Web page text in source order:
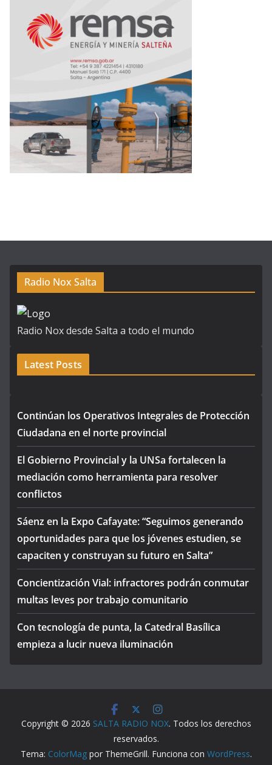
Radio Nox Salta
Radio Nox desde Salta a todo el mundo
Latest Posts
Continúan los Operativos Integrales de Protección
Ciudadana en el norte provincial
El Gobierno Provincial y la UNSa fortalecen la
mediación como herramienta para resolver
conflictos
Sáenz en la Expo Cafayate: “Seguimos generando
oportunidades para que los jóvenes estudien, se
capaciten y construyan su futuro en Salta”
Concientización Vial: infractores podrán conmutar
multas leves por trabajo comunitario
Con tecnología de punta, la Catedral Basílica
empieza a lucir nueva iluminación
Copyright © 2026 SALTA RADIO NOX. Todos los derechos
reservados.
Tema: ColorMagpor ThemeGrill. Funciona con WordPress.